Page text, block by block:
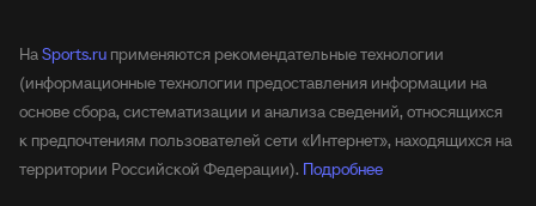
НаSports.ru применяются рекомендательные технологии
(информационные технологии предоставления информации на
основе сбора, систематизации и анализа сведений, относящихся
к предпочтениям пользователей сети «Интернет», находящихся на
территории Российской Федерации). Подробнее